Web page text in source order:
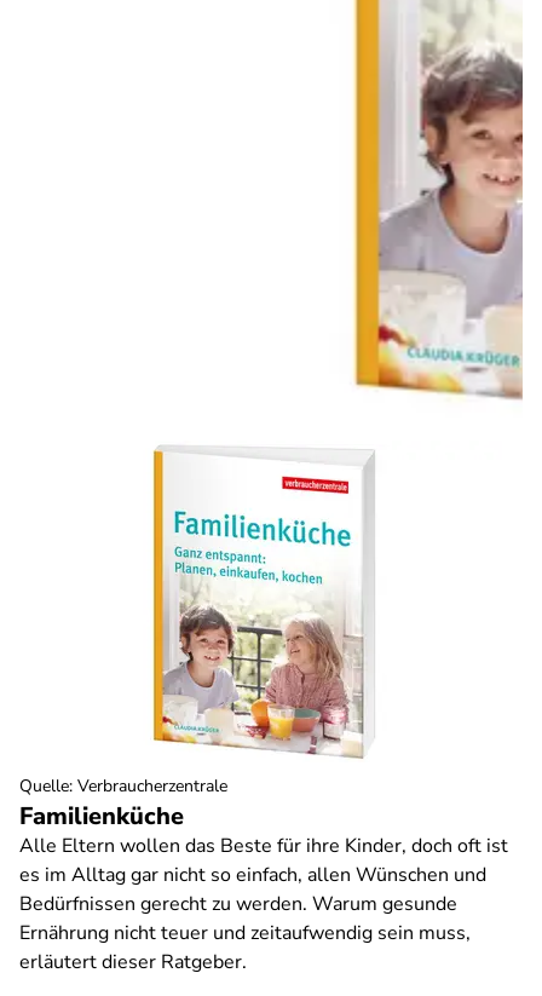
Familienküche
Alle Eltern wollen das Beste für ihre Kinder, doch oft ist
es im Alltag gar nicht so einfach, allen Wünschen und
Bedürfnissen gerecht zu werden. Warum gesunde
Ernährung nicht teuer und zeitaufwendig sein muss,
erläutert dieser Ratgeber.
Quelle: Verbraucherzentrale